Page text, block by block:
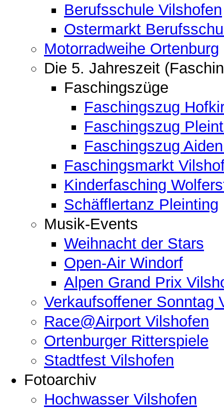
Berufsschule Vilshofen
Ostermarkt
Motorradweihe Ortenburg
Die 5. Jahreszeit
Faschingszüge
Faschingszug
Faschingszug
Faschingszug
Faschingsmarkt
Kinderfasching
Schäfflertanz Pleinting
Musik-Events
Weihnacht der Stars
Open-Air Windorf
Alpen Grand Prix
Verkaufsoffener Sonntag
Race@Airport Vilshofen
Ortenburger Ritterspiele
Stadtfest Vilshofen
Fotoarchiv
Hochwasser Vilshofen